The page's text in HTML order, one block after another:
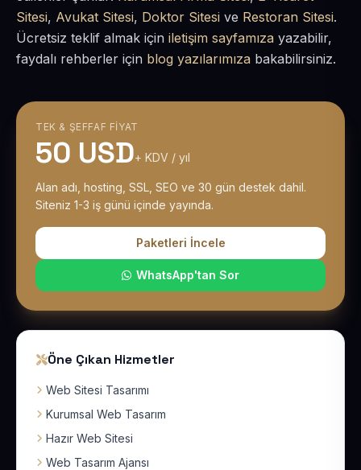
Sitesi, Avukat Sitesi, Doktor Sitesi ve Restoran Sitesi.
Ücretsiz teklif almak için iletişim sayfamıza yazabilir,
faydalı rehberler için blog yazılarımıza bakabilirsiniz.
TEK & ŞEFFAF FIYAT
50 USD+ KDV / yıl
Alan adı, hosting, SSL, SEO ve 30 gün destek dahil.
Siteniz 1-3 iş günü içinde yayında.
Paketleri İncele
WhatsApp'tan Sor
Öne Çıkan Hizmetler
Web Sitesi Tasarımı
Kurumsal Web Tasarım
Hazır Web Sitesi
Web Tasarım Ajansı